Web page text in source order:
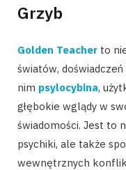
Grzyb
Golden Teacher to
światów,
nim psylocybina,
głębokie wglądy w
świadomości. Jest to
psychiki, ale także
wewnętrznych